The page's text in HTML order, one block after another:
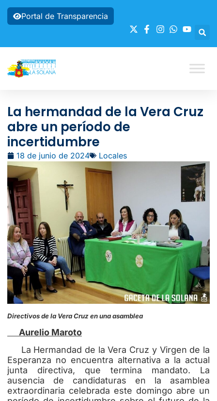
Portal de Transparencia
La hermandad de la Vera Cruz
abre un período de
incertidumbre
18 de junio de 2024 Locales
Directivos de la Vera Cruz en una asamblea
Aurelio Maroto
La Hermandad de la Vera Cruz y Virgen de la
Esperanza no encuentra alternativa a la actual
junta directiva, que termina mandato. La
ausencia de candidaturas en la asamblea
extraordinaria celebrada este domingo abre un